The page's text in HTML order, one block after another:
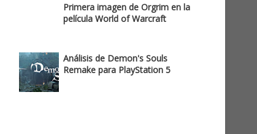
Primera imagen de Orgrim en la
película World of Warcraft
Análisis de Demon's Souls
Remake para PlayStation 5